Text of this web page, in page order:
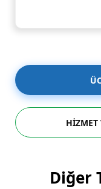
HİZMET
Diğer